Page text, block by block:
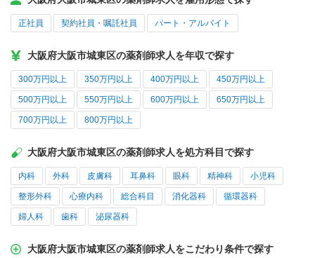
正社員 契約社員・嘱託社員 パート・アルバイト
大阪府大阪市城東区の薬剤師求人を年収で探す
300万円以上 350万円以上 400万円以上 450万円以上
500万円以上 550万円以上 600万円以上 650万円以上
700万円以上 800万円以上
大阪府大阪市城東区の薬剤師求人を処方科目で探す
内科 外科 皮膚科 耳鼻科 眼科 精神科 小児科
整形外科 心療内科 総合科目 消化器科 循環器科
婦人科 歯科 泌尿器科
大阪府大阪市城東区の薬剤師求人をこだわり条件で探す